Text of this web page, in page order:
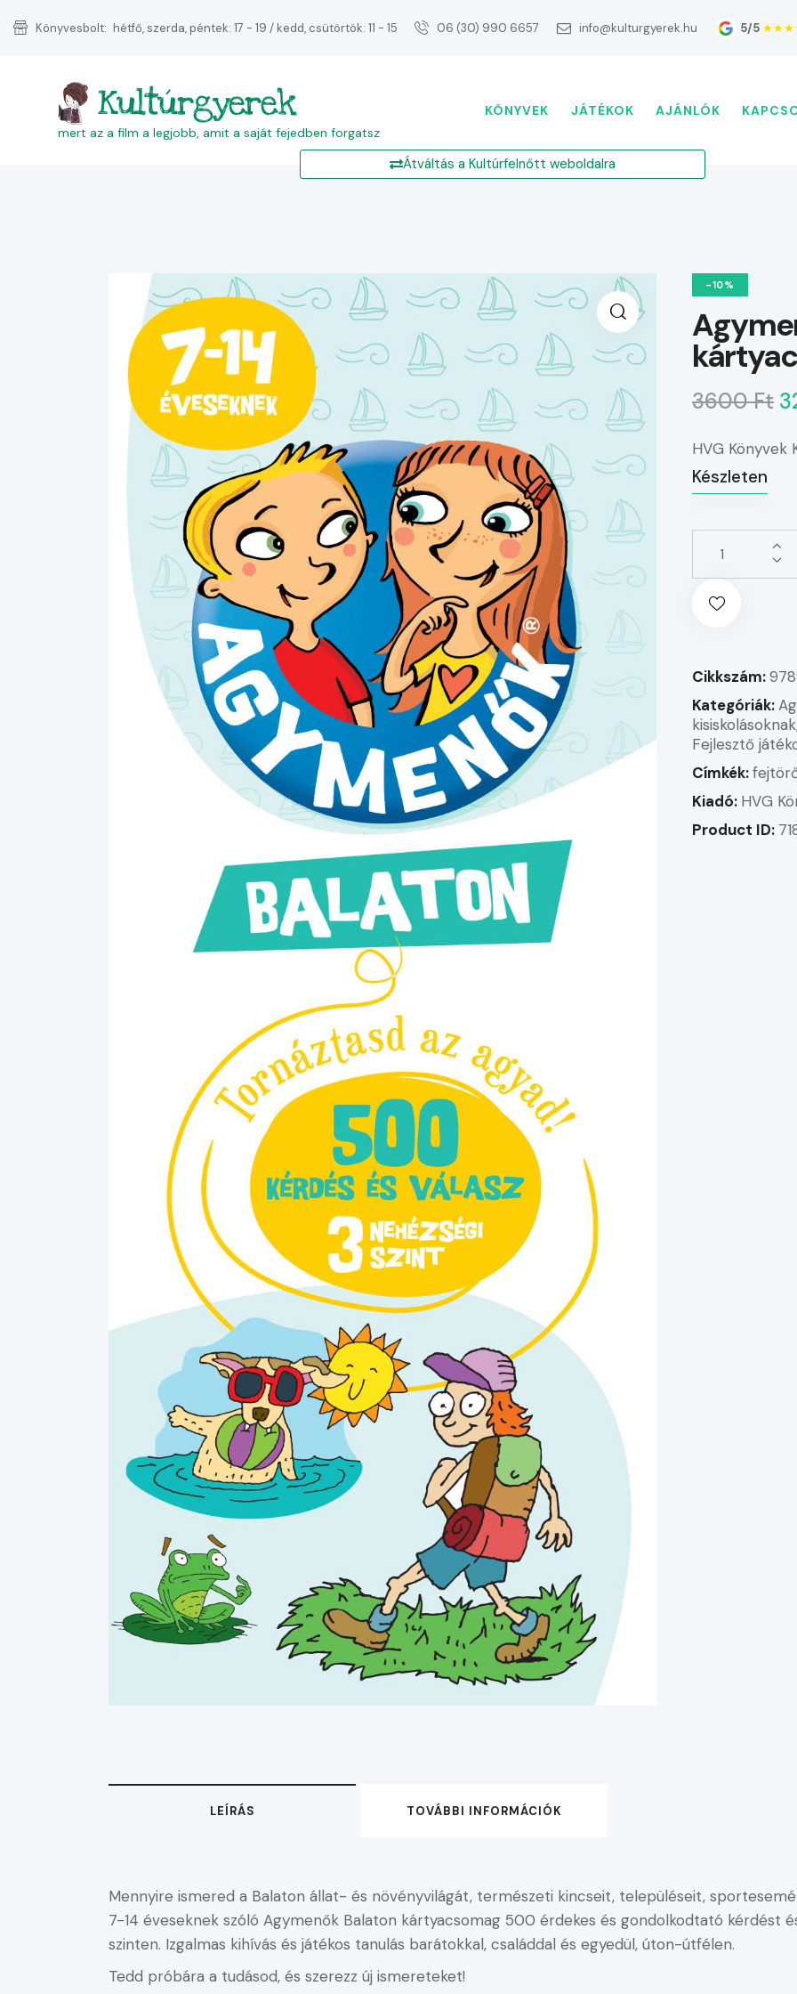
Könyvesbolt: hétfő, szerda, péntek: 17 - 19 / kedd, csütörtök: 11 - 15 06 (30) 990 6657 info@kulturgyerek.hu 5/5
Kultúrgyerek
mert az a film a legjobb, amit a saját fejedben forgatsz
KÖNYVEK JÁTÉKOK AJÁNLÓK
Átváltás a Kultúrfelnőtt weboldalra
-10%
3600 Ft
HVG Könyvek
Készleten
Cikkszám:
Kategóriák:
kisiskolásoknak
Fejlesztő
Címkék:
Kiadó: HVG
Product ID:
LEÍRÁS TOVÁBBI INFORMÁCIÓK
Mennyire ismered a Balaton állat- és növényvilágát, természeti kincseit, településeit,
7-14 éveseknek szóló Agymenők Balaton kártyacsomag 500 érdekes és gondolkodtató kérdést
szinten. Izgalmas kihívás és játékos tanulás barátokkal, családdal és egyedül, úton-útfélen.
Tedd próbára a tudásod, és szerezz új ismereteket!